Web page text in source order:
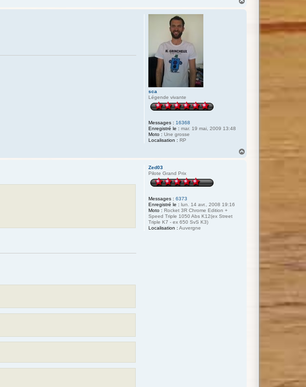
sca
Légende vivante
Messages : 16368
Enregistré le : mar. 19 mai, 2009 13:48
Moto : Une grosse
Localisation : RP
Zed03
Pilote Grand Prix
Messages : 6373
Enregistré le : lun. 14 avr., 2008 19:16
Moto : Rocket 3R Chrome Edition +
Speed Triple 1050 Abs K12(ex Street
Triple K7 - ex 650 SvS K3)
Localisation : Auvergne